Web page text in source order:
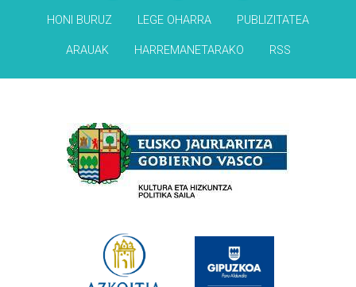
HONI BURUZ LEGE OHARRA PUBLIZITATEA
ARAUAK HARREMANETARAKO RSS